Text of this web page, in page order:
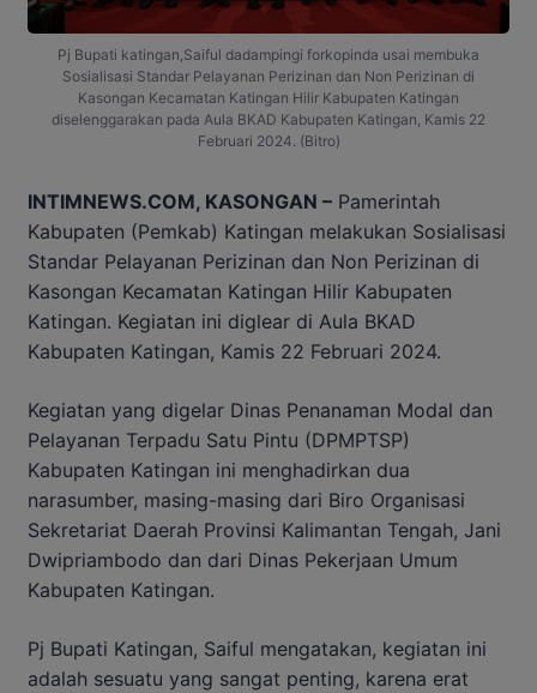
Pj Bupati katingan,Saiful dadampingi forkopinda usai membuka
Sosialisasi Standar Pelayanan Perizinan dan Non Perizinan di
Kasongan Kecamatan Katingan Hilir Kabupaten Katingan
diselenggarakan pada Aula BKAD Kabupaten Katingan, Kamis 22
Februari 2024. (Bitro)
INTIMNEWS.COM, KASONGAN – Pamerintah
Kabupaten (Pemkab) Katingan melakukan Sosialisasi
Standar Pelayanan Perizinan dan Non Perizinan di
Kasongan Kecamatan Katingan Hilir Kabupaten
Katingan. Kegiatan ini diglear di Aula BKAD
Kabupaten Katingan, Kamis 22 Februari 2024.
Kegiatan yang digelar Dinas Penanaman Modal dan
Pelayanan Terpadu Satu Pintu (DPMPTSP)
Kabupaten Katingan ini menghadirkan dua
narasumber, masing-masing dari Biro Organisasi
Sekretariat Daerah Provinsi Kalimantan Tengah, Jani
Dwipriambodo dan dari Dinas Pekerjaan Umum
Kabupaten Katingan.
Pj Bupati Katingan, Saiful mengatakan, kegiatan ini
adalah sesuatu yang sangat penting, karena erat